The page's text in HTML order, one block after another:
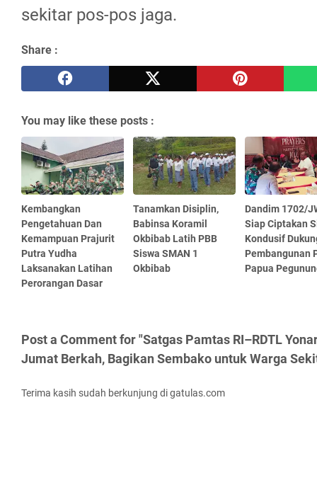
sekitar pos-pos jaga.
Share :
You may like these posts :
Kembangkan
Pengetahuan Dan
Kemampuan Prajurit
Putra Yudha
Laksanakan Latihan
Perorangan Dasar
Tanamkan Disiplin,
Babinsa Koramil
Okbibab Latih PBB
Siswa SMAN 1
Okbibab
Dandim 1702/
Siap Ciptakan
Kondusif
Pembangunan
Papua
Post a Comment for "Satgas Pamtas RI–RDTL
Jumat Berkah, Bagikan Sembako untuk Warga
Terima kasih sudah berkunjung di gatulas.com